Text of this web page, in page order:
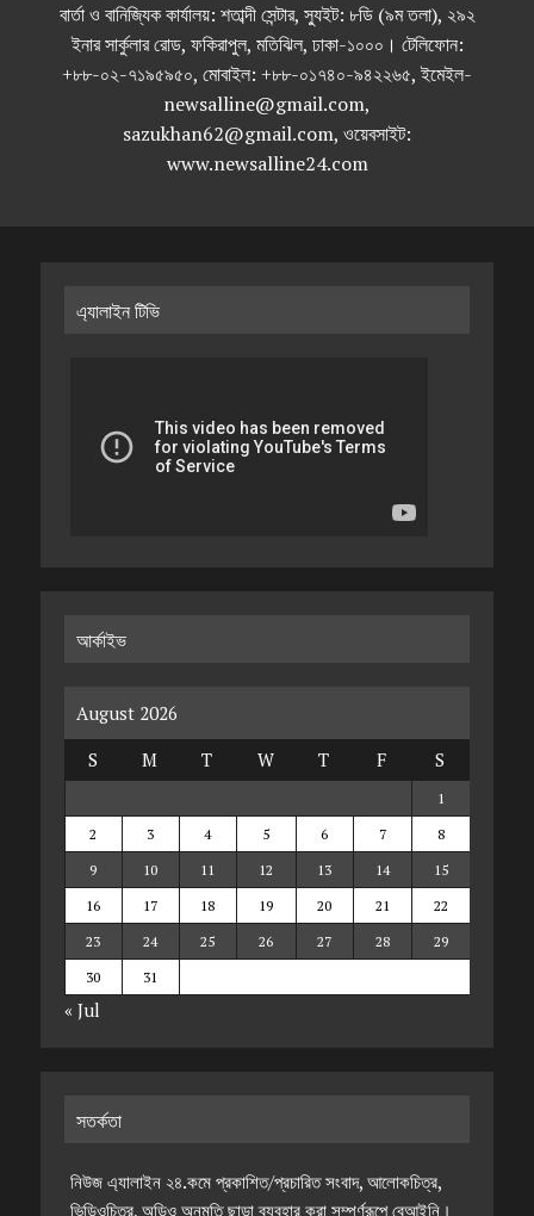
বার্তা ও বানিজ্যিক কার্যালয়: শতাব্দী সেন্টার, স্যুইট: ৮ডি (৯ম তলা), ২৯২
ইনার সার্কুলার রোড, ফকিরাপুল, মতিঝিল, ঢাকা-১০০০। টেলিফোন:
+৮৮-০২-৭১৯৫৯৫০, মোবাইল: +৮৮-০১৭৪০-৯৪২২৬৫, ইমেইল-
newsalline@gmail.com,
sazukhan62@gmail.com, ওয়েবসাইট:
www.newsalline24.com
এ্যালাইন টিভি
আর্কাইভ
August 2026
S
M T W T F S
1
2
3 4 5 6 7
8
9
10 11 12 13 14
15
16
17 18 19 20 21
22
23
24 25 26 27 28
29
30
31
« Jul
সতর্কতা
নিউজ এ্যালাইন ২৪.কমে প্রকাশিত/প্রচারিত সংবাদ, আলোকচিত্র,
ভিডিওচিত্র, অডিও অনুমতি ছাড়া ব্যবহার করা সম্পূর্ণরূপে বেআইনি।